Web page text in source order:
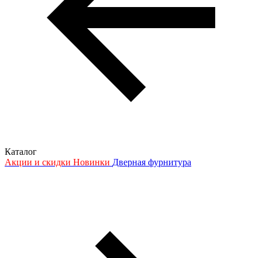
Каталог
Акции и скидки Новинки Дверная фурнитура